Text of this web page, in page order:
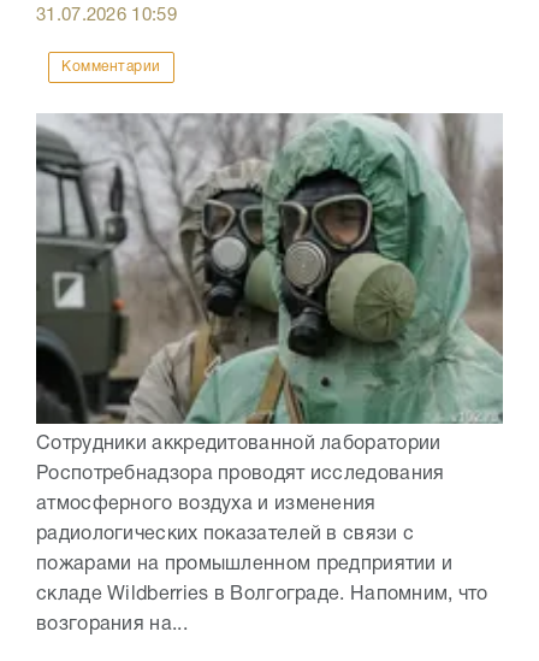
31.07.2026 10:59
Комментарии
Сотрудники аккредитованной лаборатории
Роспотребнадзора проводят исследования
атмосферного воздуха и изменения
радиологических показателей в связи с
пожарами на промышленном предприятии и
складе Wildberries в Волгограде. Напомним, что
возгорания на...